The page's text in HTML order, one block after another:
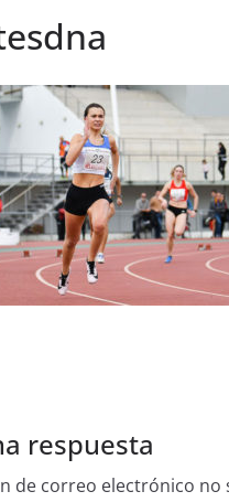
respuesta
de correo electrónico no